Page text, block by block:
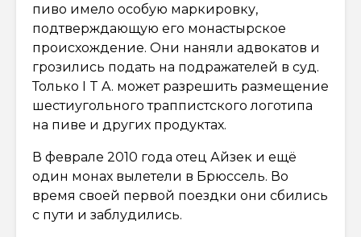
пиво имело особую маркировку,
подтверждающую его монастырское
происхождение. Они наняли адвокатов и
грозились подать на подражателей в суд.
Только I T A. может разрешить размещение
шестиугольного траппистского логотипа
на пиве и других продуктах.
В феврале 2010 года отец Айзек и ещё
один монах вылетели в Брюссель. Во
время своей первой поездки они сбились
с пути и заблудились.